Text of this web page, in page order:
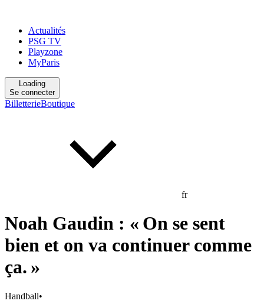
Actualités
PSG TV
Playzone
MyParis
Loading
Se connecter
BilletterieBoutique
fr
Noah Gaudin : « On se sent
bien et on va continuer comme
ça. »
Handball•